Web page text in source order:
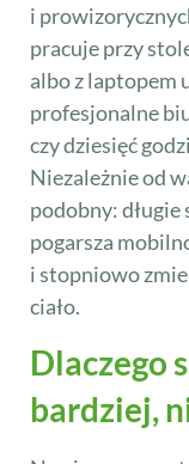
i
pracuje przy
albo z laptopem
profesjonalne
czy dziesięć
Niezależnie od
podobny: długie
pogarsza
i stopniowo
ciało.
Dlaczego
bardziej,